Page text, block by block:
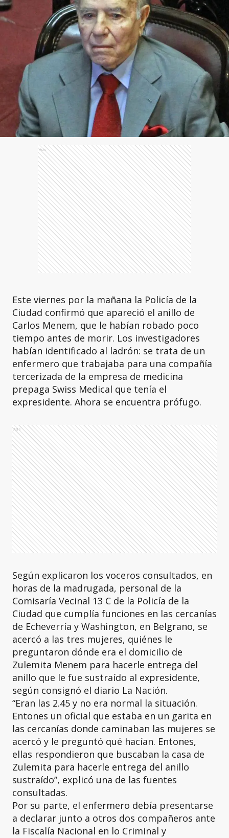
Ads
Este viernes por la mañana la Policía de la
Ciudad confirmó que apareció el anillo de
Carlos Menem, que le habían robado poco
tiempo antes de morir. Los investigadores
habían identificado al ladrón: se trata de un
enfermero que trabajaba para una compañía
tercerizada de la empresa de medicina
prepaga Swiss Medical que tenía el
expresidente. Ahora se encuentra prófugo.
Ads
Según explicaron los voceros consultados, en
horas de la madrugada, personal de la
Comisaría Vecinal 13 C de la Policía de la
Ciudad que cumplía funciones en las cercanías
de Echeverría y Washington, en Belgrano, se
acercó a las tres mujeres, quiénes le
preguntaron dónde era el domicilio de
Zulemita Menem para hacerle entrega del
anillo que le fue sustraído al expresidente,
según consignó el diario La Nación.
“Eran las 2.45 y no era normal la situación.
Entones un oficial que estaba en un garita en
las cercanías donde caminaban las mujeres se
acercó y le preguntó qué hacían. Entones,
ellas respondieron que buscaban la casa de
Zulemita para hacerle entrega del anillo
sustraído”, explicó una de las fuentes
consultadas.
Por su parte, el enfermero debía presentarse
a declarar junto a otros dos compañeros ante
la Fiscalía Nacional en lo Criminal y